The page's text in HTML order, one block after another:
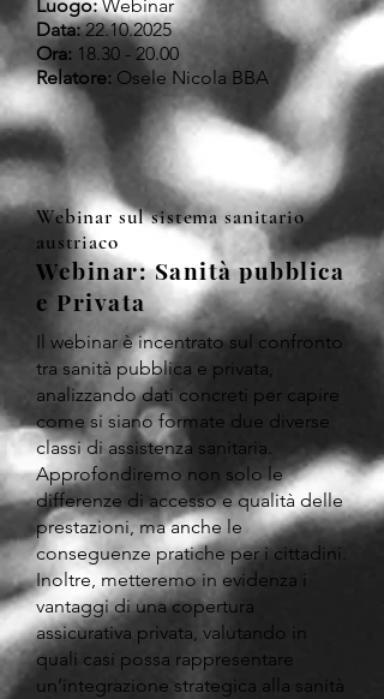
Luogo:Webinar
Data: 22.10.2025
Ora: 18.30 - 20.00
Relatore: Osele Nicola BBA
Webinar sul sistema sanitario
austriaco
Webinar: Sanità pubblica
e Privata
Il webinar è incentrato sul confronto
tra sanità pubblica e privata,
analizzando dati concreti per capire
come si siano formate due diverse
classi di assistenza sanitaria.
Approfondiremo non solo le
differenze di accesso e qualità delle
prestazioni, ma anche le
conseguenze pratiche per i cittadini.
Inoltre, metteremo in evidenza i
vantaggi di una copertura
assicurativa privata, valutando in
quali casi possa rappresentare
un’integrazione strategica alla sanità